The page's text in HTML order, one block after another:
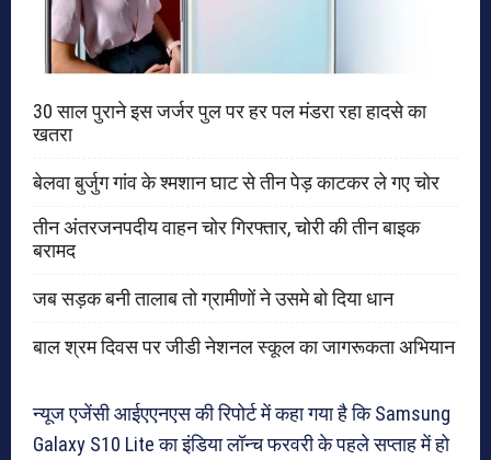
30 साल पुराने इस जर्जर पुल पर हर पल मंडरा रहा हादसे का
खतरा
बेलवा बुर्जुग गांव के श्मशान घाट से तीन पेड़ काटकर ले गए चोर
तीन अंतरजनपदीय वाहन चोर गिरफ्तार, चोरी की तीन बाइक
बरामद
जब सड़क बनी तालाब तो ग्रामीणों ने उसमे बो दिया धान
बाल श्रम दिवस पर जीडी नेशनल स्कूल का जागरूकता अभियान
न्यूज एजेंसी आईएएनएस की रिपोर्ट में कहा गया है कि Samsung
Galaxy S10 Lite का इंडिया लॉन्च फरवरी के पहले सप्ताह में हो